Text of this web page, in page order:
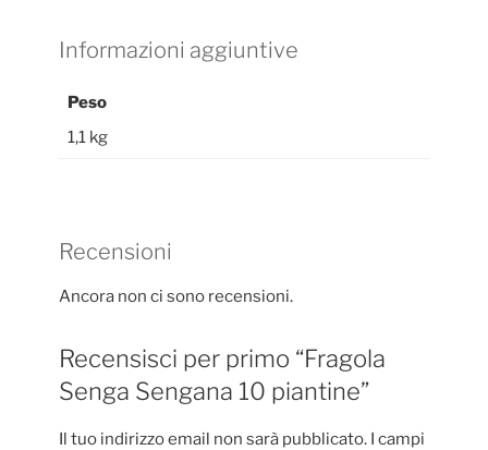
Informazioni aggiuntive
Peso
1,1 kg
Recensioni
Ancora non ci sono recensioni.
Recensisci per primo “Fragola
Senga Sengana 10 piantine”
Il tuo indirizzo email non sarà pubblicato. I campi